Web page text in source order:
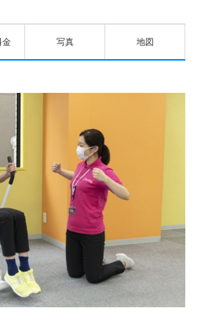
金 写真 地図